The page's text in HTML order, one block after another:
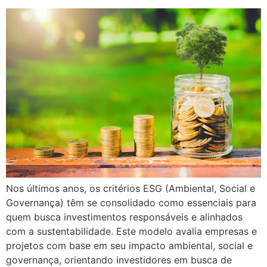
Nos últimos anos, os critérios ESG (Ambiental, Social e
Governança) têm se consolidado como essenciais para
quem busca investimentos responsáveis e alinhados
com a sustentabilidade. Este modelo avalia empresas e
projetos com base em seu impacto ambiental, social e
governança, orientando investidores em busca de